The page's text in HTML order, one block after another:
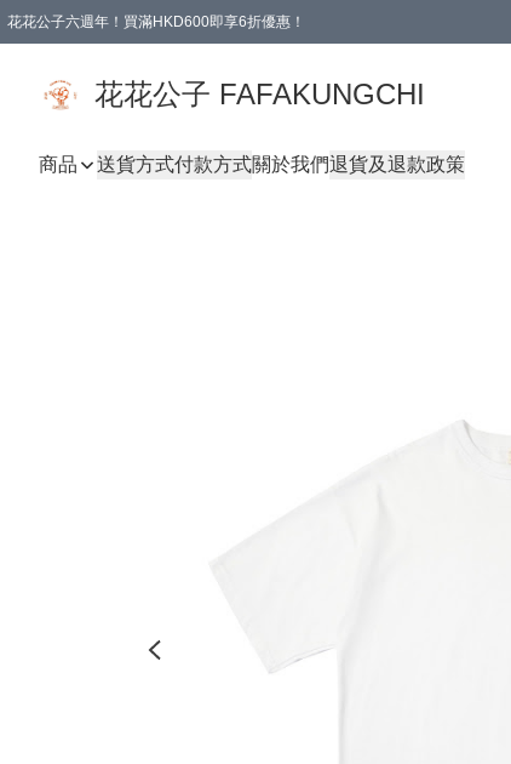
花花公子六週年！買滿HKD600即享6折優惠！
花花公子 FAFAKUNGCHI
商品 送貨方式付款方式關於我們退貨及退款政策